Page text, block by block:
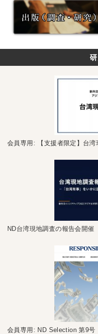
会員専用: 【支援者限定】台湾
ND台湾現地調査の報告会開
会員専用: ND Selection 第9